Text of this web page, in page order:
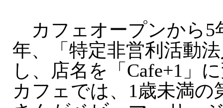
カフェオープンから5
年、「特定非営利活動
し、店名を「Cafe+1」
カフェでは、1歳未満の